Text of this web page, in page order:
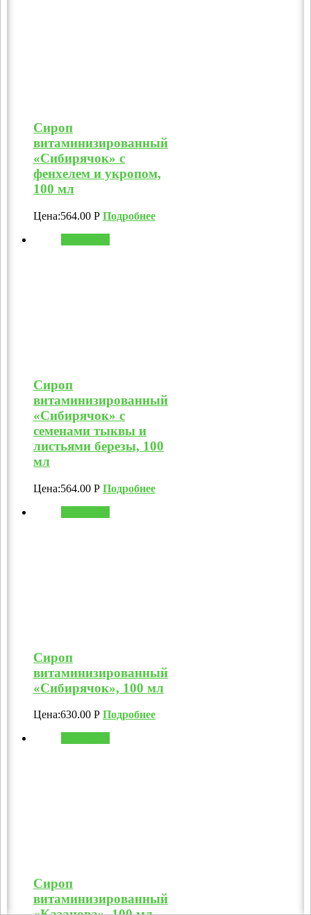
Сироп
витаминизированный
«Сибирячок» с
фенхелем и укропом,
100 мл
Цена:564.00 Р Подробнее
Сироп
витаминизированный
«Сибирячок» с
семенами тыквы и
листьями березы, 100
мл
Цена:564.00 Р Подробнее
Сироп
витаминизированный
«Сибирячок», 100 мл
Цена:630.00 Р Подробнее
Сироп
витаминизированный